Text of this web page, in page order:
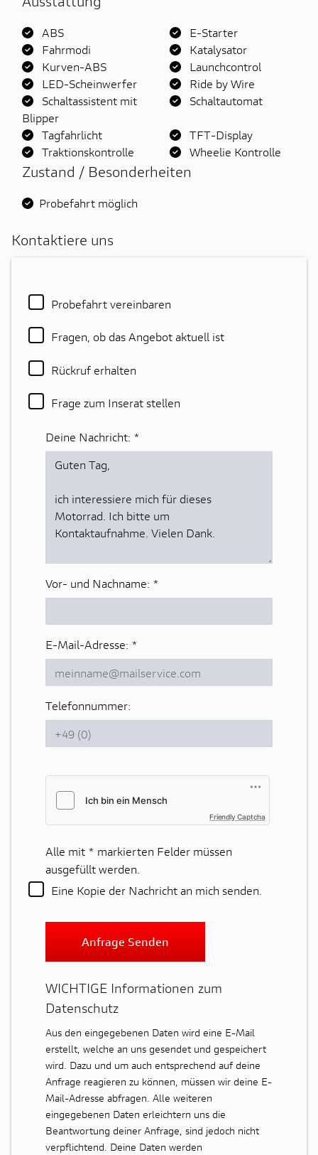
ABS
E-Starter
Fahrmodi
Katalysator
Kurven-ABS
Launchcontrol
LED-Scheinwerfer
Ride by Wire
Schaltassistent mit
Blipper
Schaltautomat
Tagfahrlicht
TFT-Display
Traktionskontrolle
Wheelie Kontrolle
Zustand / Besonderheiten
Probefahrt möglich
Kontaktiere uns
Probefahrt vereinbaren
Fragen, ob das Angebot aktuell ist
Rückruf erhalten
Frage zum Inserat stellen
Deine Nachricht: *
Vor- und Nachname: *
E-Mail-Adresse: *
Telefonnummer:
Friendly Captcha
Alle mit * markierten Felder müssen
ausgefüllt werden.
Eine Kopie der Nachricht an mich senden.
Anfrage Senden
WICHTIGE Informationen zum
Datenschutz
Aus den eingegebenen Daten wird eine E-Mail
erstellt, welche an uns gesendet und gespeichert
wird. Dazu und um auch entsprechend auf deine
Anfrage reagieren zu können, müssen wir deine E-
Mail-Adresse abfragen. Alle weiteren
eingegebenen Daten erleichtern uns die
Beantwortung deiner Anfrage, sind jedoch nicht
verpflichtend. Deine Daten werden